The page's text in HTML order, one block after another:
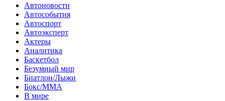
Автоновости
Автособытия
Автоспорт
Автоэксперт
Актеры
Аналитика
Баскетбол
Безумный мир
Биатлон/Лыжи
Бокс/MMA
В мире